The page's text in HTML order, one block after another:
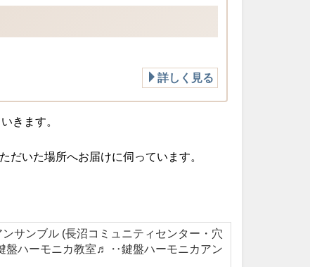
詳しく見る
きます。
いた場所へお届けに伺っています。
サンブル (長沼コミュニティセンター・穴
盤ハーモニカ教室♬ ‥鍵盤ハーモニカアン